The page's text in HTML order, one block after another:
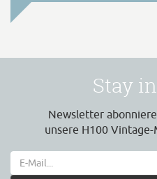
Stay
Newsletter
unsere H100